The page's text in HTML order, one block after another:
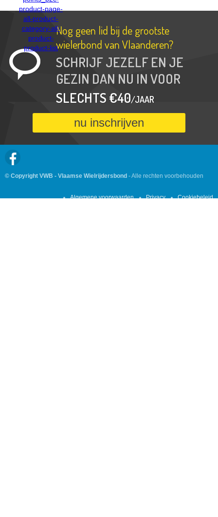
Downloads
ContactNog geen lid bij de grootste
wielerbond van Vlaanderen?
SCHRIJF JEZELF EN JE
GEZIN DAN NU IN VOOR
SLECHTS €40/JAAR
nu inschrijven
© Copyright VWB - Vlaamse Wielrijdersbond - Alle rechten voorbehouden
Algemene voorwaarden Privacy Cookiebeleid